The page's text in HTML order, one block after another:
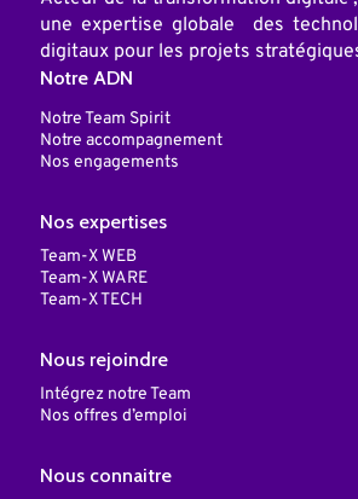
une expertise globale des
digitaux pour les projets
Notre ADN
Notre Team Spirit
Notre accompagnement
Nos engagements
Nos expertises
Team-X WEB
Team-X WARE
Team-X TECH
Nous rejoindre
Intégrez notre Team
Nos offres d’emploi
Nous connaitre